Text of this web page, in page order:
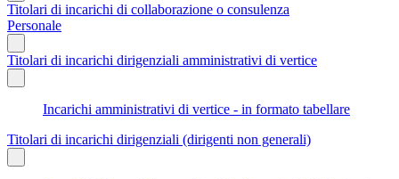
Titolari di incarichi di collaborazione o consulenza
Personale
Titolari di incarichi dirigenziali amministrativi di vertice
Incarichi amministrativi di vertice - in formato tabellare
Titolari di incarichi dirigenziali (dirigenti non generali)